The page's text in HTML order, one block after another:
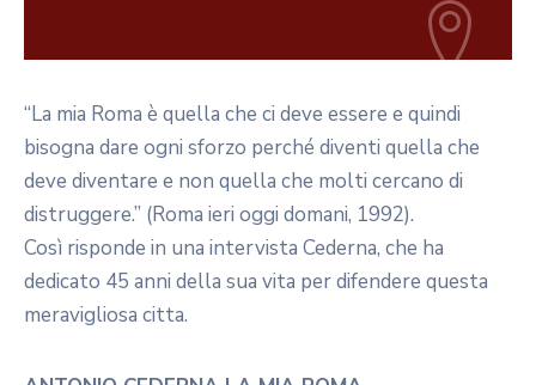
“La mia Roma è quella che ci deve essere e quindi
bisogna dare ogni sforzo perché diventi quella che
deve diventare e non quella che molti cercano di
distruggere.” (Roma ieri oggi domani, 1992).
Così risponde in una intervista Cederna, che ha
dedicato 45 anni della sua vita per difendere questa
meravigliosa citta.